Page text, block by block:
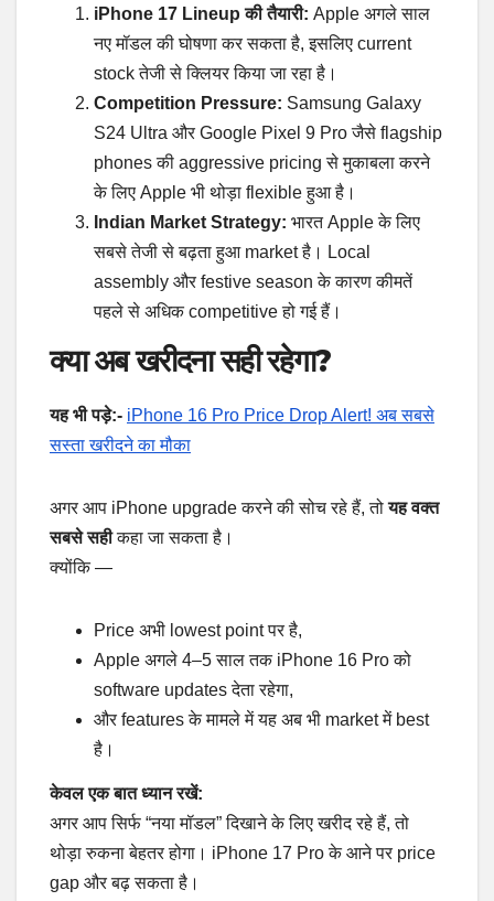
iPhone 17 Lineup की तैयारी: Apple अगले साल
नए मॉडल की घोषणा कर सकता है, इसलिए current
stock तेजी से क्लियर किया जा रहा है।
Competition Pressure: Samsung Galaxy
S24 Ultra और Google Pixel 9 Pro जैसे flagship
phones की aggressive pricing से मुकाबला करने
के लिए Apple भी थोड़ा flexible हुआ है।
Indian Market Strategy: भारत Apple के लिए
सबसे तेजी से बढ़ता हुआ market है। Local
assembly और festive season के कारण कीमतें
पहले से अधिक competitive हो गई हैं।
क्या अब खरीदना सही रहेगा?
यह भी पड़े:- iPhone 16 Pro Price Drop Alert! अब सबसे
सस्ता खरीदने का मौका
अगर आप iPhone upgrade करने की सोच रहे हैं, तोयह वक्त
सबसे सहीकहा जा सकता है।
क्योंकि —
Price अभी lowest point पर है,
Apple अगले 4–5 साल तक iPhone 16 Pro को
software updates देता रहेगा,
और features के मामले में यह अब भी market में best
है।
केवल एक बात ध्यान रखें:
अगर आप सिर्फ “नया मॉडल” दिखाने के लिए खरीद रहे हैं, तो
थोड़ा रुकना बेहतर होगा। iPhone 17 Pro के आने पर price
gap और बढ़ सकता है।